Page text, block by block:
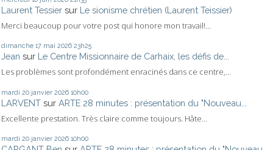
Laurent Tessier sur Le sionisme chrétien (Laurent Teissier)
Merci beaucoup pour votre post qui honore mon travail!...
dimanche 17 mai 2026 23h25
Jean sur Le Centre Missionnaire de Carhaix, les défis de...
Les problèmes sont profondément enracinés dans ce centre,...
mardi 20 janvier 2026 10h00
LARVENT sur ARTE 28 minutes : présentation du "Nouveau...
Excellente prestation. Très claire comme toujours. Hâte...
mardi 20 janvier 2026 10h00